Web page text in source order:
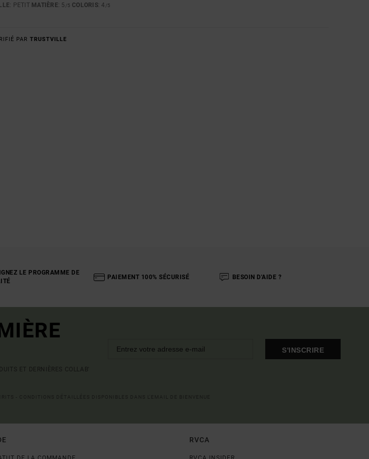
: PETIT MATIÈRE: 5 /5 COLORIS: 4 /5
PAR TRUSTVILLE
LE PROGRAMME DE
PAIEMENT 100% SÉCURISÉ BESOIN D'AIDE ?
ET DERNIÈRES COLLAB'
S'INSCRIRE
RVCA